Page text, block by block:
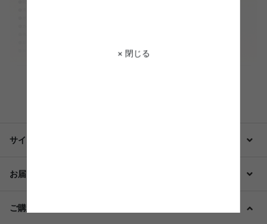
× 閉じる
サイズ・仕様・備考
お届け・配送
ご購入前に必ずご確認ください